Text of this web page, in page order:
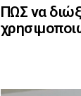
ΠΩΣ να